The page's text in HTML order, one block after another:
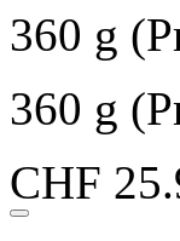
360 g
360 g
CHF